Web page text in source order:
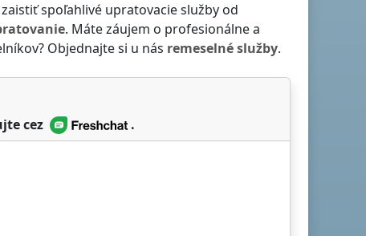
spoľahlivé upratovacie služby od
. Máte záujem o profesionálne a
Objednajte si u nás remeselné služby.
cez .